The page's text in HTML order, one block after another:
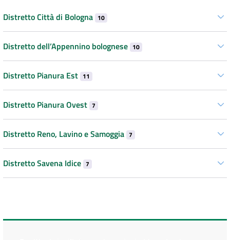
Distretto Città di Bologna 10
Distretto dell’Appennino bolognese 10
Distretto Pianura Est 11
Distretto Pianura Ovest 7
Distretto Reno, Lavino e Samoggia 7
Distretto Savena Idice 7